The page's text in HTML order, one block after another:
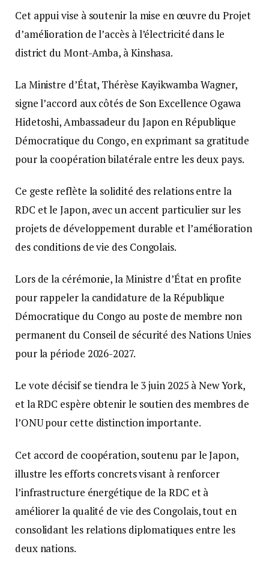
Cet appui vise à soutenir la mise en œuvre du Projet
d’amélioration de l’accès à l’électricité dans le
district du Mont-Amba, à Kinshasa.
La Ministre d’État, Thérèse Kayikwamba Wagner,
signe l’accord aux côtés de Son Excellence Ogawa
Hidetoshi, Ambassadeur du Japon en République
Démocratique du Congo, en exprimant sa gratitude
pour la coopération bilatérale entre les deux pays.
Ce geste reflète la solidité des relations entre la
RDC et le Japon, avec un accent particulier sur les
projets de développement durable et l’amélioration
des conditions de vie des Congolais.
Lors de la cérémonie, la Ministre d’État en profite
pour rappeler la candidature de la République
Démocratique du Congo au poste de membre non
permanent du Conseil de sécurité des Nations Unies
pour la période 2026-2027.
Le vote décisif se tiendra le 3 juin 2025 à New York,
et la RDC espère obtenir le soutien des membres de
l’ONU pour cette distinction importante.
Cet accord de coopération, soutenu par le Japon,
illustre les efforts concrets visant à renforcer
l’infrastructure énergétique de la RDC et à
améliorer la qualité de vie des Congolais, tout en
consolidant les relations diplomatiques entre les
deux nations.